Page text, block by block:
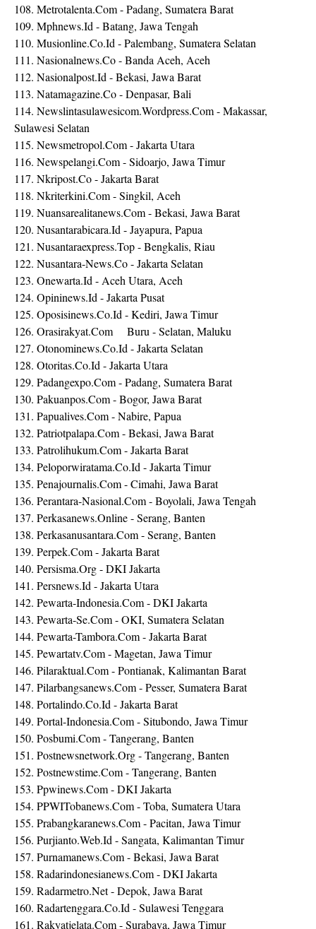
108. Metrotalenta.Com - Padang, Sumatera Barat
109. Mphnews.Id - Batang, Jawa Tengah
110. Musionline.Co.Id - Palembang, Sumatera Selatan
111. Nasionalnews.Co - Banda Aceh, Aceh
112. Nasionalpost.Id - Bekasi, Jawa Barat
113. Natamagazine.Co - Denpasar, Bali
114. Newslintasulawesicom.Wordpress.Com - Makassar,
Sulawesi Selatan
115. Newsmetropol.Com - Jakarta Utara
116. Newspelangi.Com - Sidoarjo, Jawa Timur
117. Nkripost.Co - Jakarta Barat
118. Nkriterkini.Com - Singkil, Aceh
119. Nuansarealitanews.Com - Bekasi, Jawa Barat
120. Nusantarabicara.Id - Jayapura, Papua
121. Nusantaraexpress.Top - Bengkalis, Riau
122. Nusantara-News.Co - Jakarta Selatan
123. Onewarta.Id - Aceh Utara, Aceh
124. Opininews.Id - Jakarta Pusat
125. Oposisinews.Co.Id - Kediri, Jawa Timur
126. Orasirakyat.Com
Buru - Selatan, Maluku
127. Otonominews.Co.Id - Jakarta Selatan
128. Otoritas.Co.Id - Jakarta Utara
129. Padangexpo.Com - Padang, Sumatera Barat
130. Pakuanpos.Com - Bogor, Jawa Barat
131. Papualives.Com - Nabire, Papua
132. Patriotpalapa.Com - Bekasi, Jawa Barat
133. Patrolihukum.Com - Jakarta Barat
134. Peloporwiratama.Co.Id - Jakarta Timur
135. Penajournalis.Com - Cimahi, Jawa Barat
136. Perantara-Nasional.Com - Boyolali, Jawa Tengah
137. Perkasanews.Online - Serang, Banten
138. Perkasanusantara.Com - Serang, Banten
139. Perpek.Com - Jakarta Barat
140. Persisma.Org - DKI Jakarta
141. Persnews.Id - Jakarta Utara
142. Pewarta-Indonesia.Com - DKI Jakarta
143. Pewarta-Se.Com - OKI, Sumatera Selatan
144. Pewarta-Tambora.Com - Jakarta Barat
145. Pewartatv.Com - Magetan, Jawa Timur
146. Pilaraktual.Com - Pontianak, Kalimantan Barat
147. Pilarbangsanews.Com - Pesser, Sumatera Barat
148. Portalindo.Co.Id - Jakarta Barat
149. Portal-Indonesia.Com - Situbondo, Jawa Timur
150. Posbumi.Com - Tangerang, Banten
151. Postnewsnetwork.Org - Tangerang, Banten
152. Postnewstime.Com - Tangerang, Banten
153. Ppwinews.Com - DKI Jakarta
154. PPWITobanews.Com - Toba, Sumatera Utara
155. Prabangkaranews.Com - Pacitan, Jawa Timur
156. Purjianto.Web.Id - Sangata, Kalimantan Timur
157. Purnamanews.Com - Bekasi, Jawa Barat
158. Radarindonesianews.Com - DKI Jakarta
159. Radarmetro.Net - Depok, Jawa Barat
160. Radartenggara.Co.Id - Sulawesi Tenggara
161. Rakyatjelata.Com - Surabaya, Jawa Timur